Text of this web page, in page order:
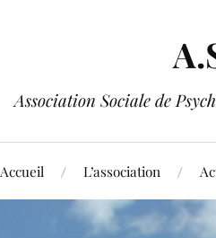
Association Sociale de
Accueil L’association